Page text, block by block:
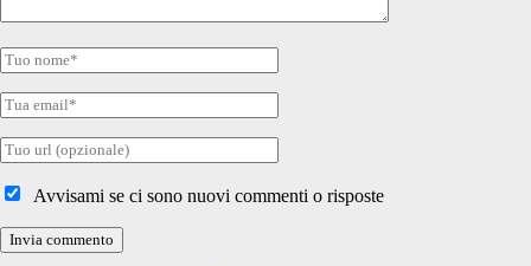
Tuo
Tua
Tuo
internetAvvisami se ci sono nuovi commenti o risposte